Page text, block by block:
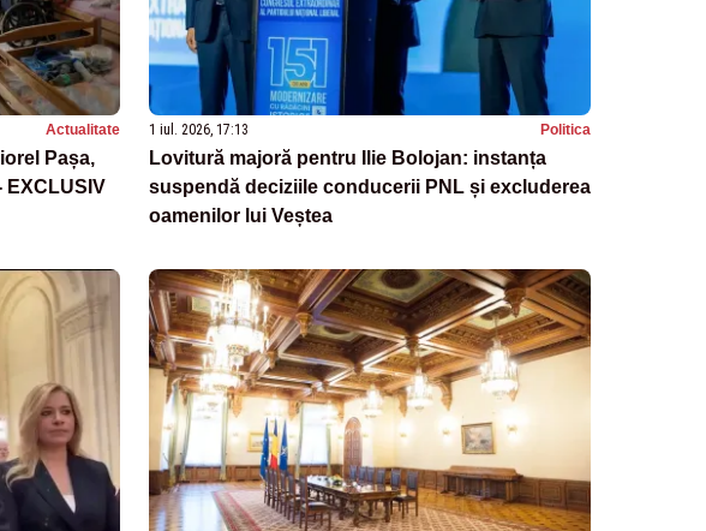
Actualitate
Pașa,
1 iul. 2026, 17:13 Politica
Lovitură majoră pentru Ilie Bolojan: instanța
suspendă deciziile conducerii PNL și excluderea
oamenilor lui Veștea